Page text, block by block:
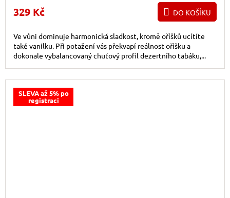
329 Kč DO KOŠÍKU
Ve vůni dominuje harmonická sladkost, kromě oříšků ucítíte
také vanilku. Při potažení vás překvapí reálnost oříšku a
dokonale vybalancovaný chuťový profil dezertního tabáku,...
SLEVA až 5% po
registraci